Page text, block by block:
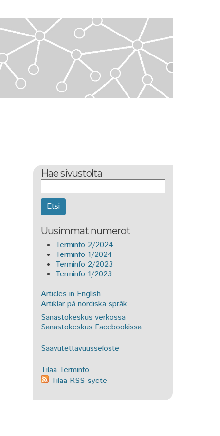
Hae sivustolta
Uusimmat numerot
Terminfo 2/2024
Terminfo 1/2024
Terminfo 2/2023
Terminfo 1/2023
Articles in English
Artiklar på nordiska språk
Sanastokeskus verkossa
Sanastokeskus Facebookissa
Saavutettavuusseloste
Tilaa Terminfo
Tilaa RSS-syöte